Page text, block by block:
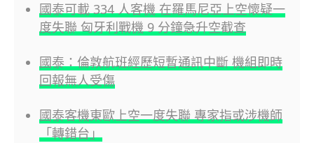
國泰可載 334 人客機 在羅馬尼亞上空懷疑一
度失聯 匈牙利戰機 9 分鐘急升空截查
國泰：倫敦航班經歷短暫通訊中斷 機組即時
回報無人受傷
國泰客機東歐上空一度失聯 專家指或涉機師
「轉錯台」